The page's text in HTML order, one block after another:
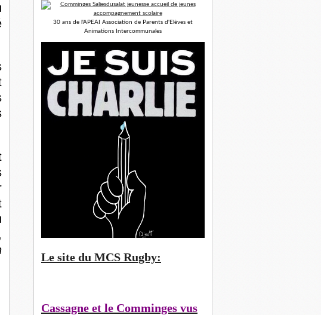
30 ans de l'APEAI Association de Parents d'Elèves et
Animations Intercommunales
Le site du MCS Rugby:
Cassagne et le Comminges vus